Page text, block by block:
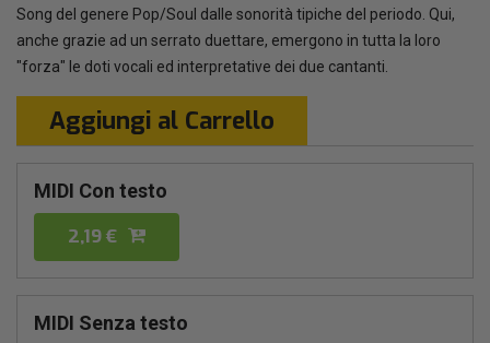
Song del genere Pop/Soul dalle sonorità tipiche del periodo. Qui,
anche grazie ad un serrato duettare, emergono in tutta la loro
"forza" le doti vocali ed interpretative dei due cantanti.
Aggiungi al Carrello
MIDI Con testo
2,19 €
MIDI Senza testo